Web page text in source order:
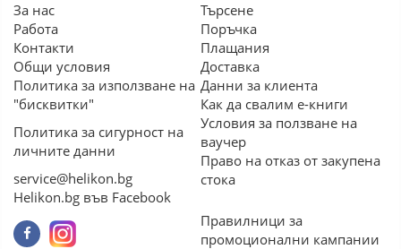
За нас
Работа
Контакти
Общи условия
Политика за използване на
"бисквитки"
Политика за сигурност на
личните данни
service@helikon.bg
Helikon.bg във Facebook
Търсене
Поръчка
Плащания
Доставка
Данни за клиента
Как да свалим е-книги
Условия за ползване на
ваучер
Право на отказ от закупена
стока
Правилници за
промоционални кампании